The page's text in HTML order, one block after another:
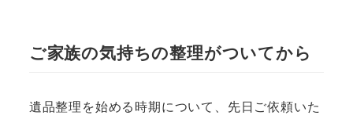
ご家族の気持ちの整理がついてから
遺品整理を始める時期について、先日ご依頼いた